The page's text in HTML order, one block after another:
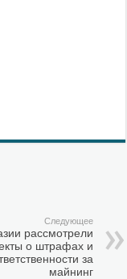
Следующее
рассмотрели
о штрафах и
за
майнинг